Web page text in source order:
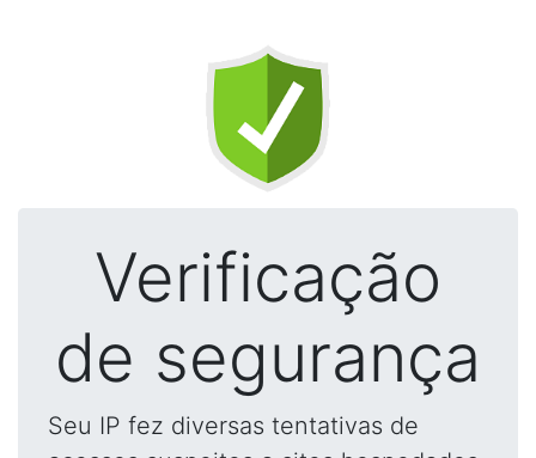
Verificação
de segurança
Seu IP fez diversas tentativas de